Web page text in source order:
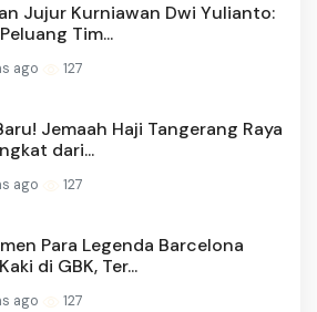
Jujur Kurniawan Dwi Yulianto:
Tim...
ago 127
Jemaah Haji Tangerang Raya
dari...
ago 127
Para Legenda Barcelona
di GBK, Ter...
ago 127